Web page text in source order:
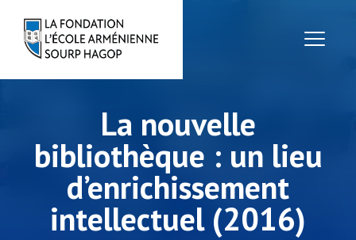
La nouvelle
bibliothèque : un lieu
d’enrichissement
intellectuel (2016)